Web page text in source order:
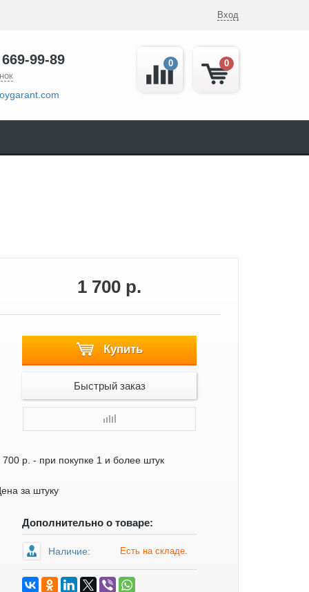
Вход
99-89 0
0
1 700 р.
Купить
Быстрый заказ
700 р. - при покупке 1 и более штук
за штуку
Дополнительно о товаре:
Наличие: Есть на складе.